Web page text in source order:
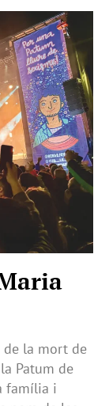
de la mort de
Patum de
família i